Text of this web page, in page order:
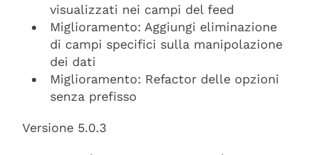
visualizzati nei campi del feed
Miglioramento: Aggiungi eliminazione
di campi specifici sulla manipolazione
dei dati
Miglioramento: Refactor delle opzioni
senza prefisso
Versione 5.0.3